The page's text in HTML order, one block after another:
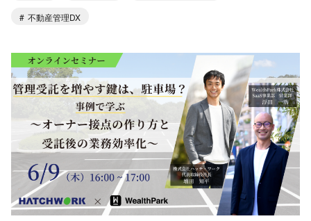
不動産管理DX